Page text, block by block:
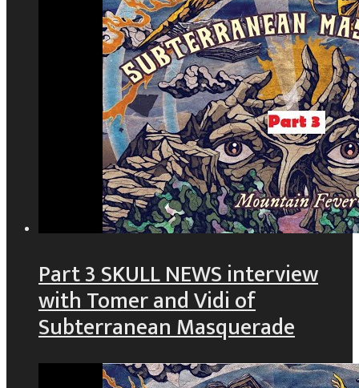
Part 3 SKULL NEWS interview
with Tomer and Vidi of
Subterranean Masquerade